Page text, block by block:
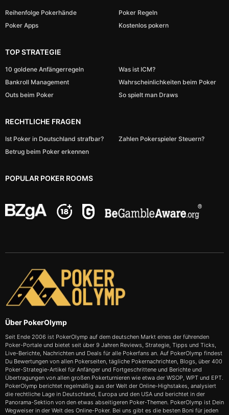
Reihenfolge Pokerhände
Poker Apps
Poker Regeln
Kostenlos pokern
TOP STRATEGIE
10 goldene Anfängerregeln
Bankroll Management
Outs beim Poker
Was ist ICM?
Wahrscheinlichkeiten beim Poker
So spielt man Draws
RECHTLICHE FRAGEN
Ist Poker in Deutschland strafbar?
Betrug beim Poker erkennen
Zahlen Pokerspieler Steuern?
POPULAR POKER ROOMS
Über PokerOlymp
Seit Ende 2006 ist PokerOlymp auf dem deutschen Markt eines der führenden
Poker-Portale und bietet seit über 9 Jahren Reviews, Strategie, Tipps und Ticks,
Live-Berichte, Nachrichten und Deals für alle Pokerfans an. Auf PokerOlymp findest
Du Bewertungen von allen Pokerseiten, tägliche Pokernachrichten, Blogs, über 400
Poker-Strategie-Artikel für Anfänger und Fortgeschrittene und Berichte und
Übertragungen von allen großen Pokerturnieren wie etwa der WSOP, WPT und EPT.
PokerOlymp berichtet regelmäßig aus der Welt der Online-Highstakes, analysiert
die rechtliche Lage in Deutschland, Europa und den USA und berichtet in der
Panorama-Sektion von den etwas abseitigeren Poker-Themen. PokerOlymp ist Dein
Wegweiser in der Welt des Online-Poker. Bei uns gibt es die besten Boni für jeden